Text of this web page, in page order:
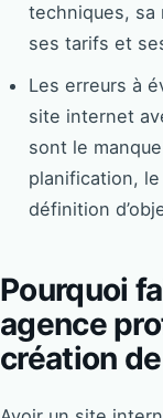
techniques, sa
ses tarifs et
Les erreurs à
site internet
sont le
planification,
définition
Pourquoi
agence
création